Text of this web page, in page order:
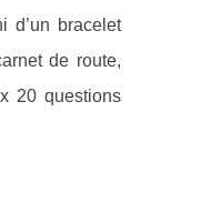
d’un bracelet
de route,
20 questions